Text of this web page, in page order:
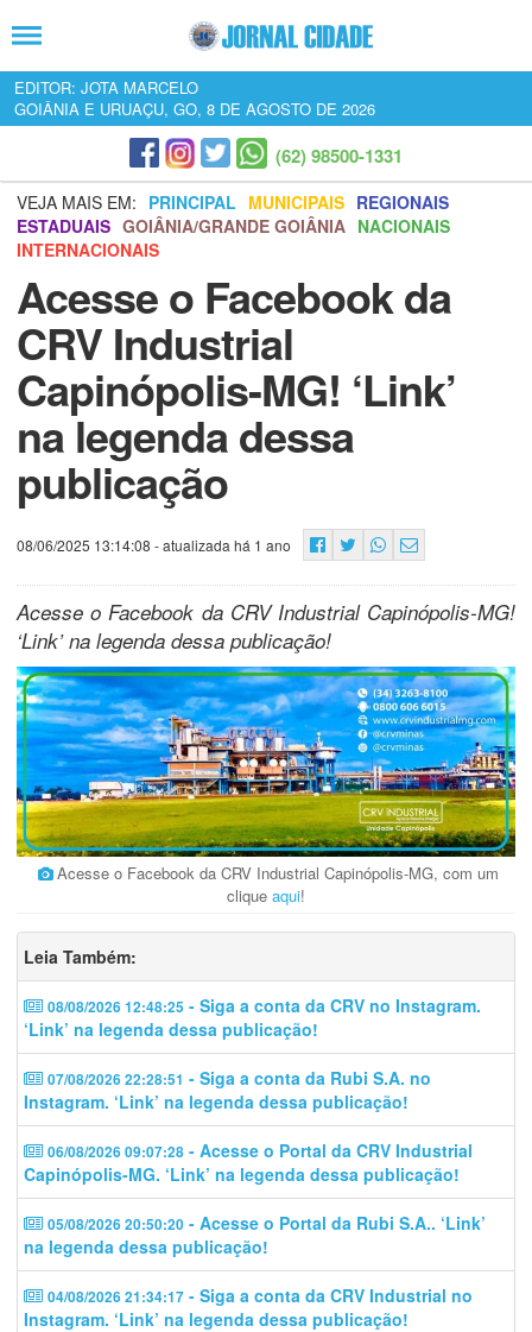
EDITOR: JOTA MARCELO
GOIÂNIA E URUAÇU, GO, 8 DE AGOSTO DE 2026
(62) 98500-1331
VEJA MAIS EM: PRINCIPAL MUNICIPAIS REGIONAIS
ESTADUAIS GOIÂNIA/GRANDE GOIÂNIA NACIONAIS
INTERNACIONAIS
Acesse o Facebook da
CRV Industrial
Capinópolis-MG! ‘Link’
na legenda dessa
publicação
08/06/2025 13:14:08 - atualizada há 1 ano
Acesse o Facebook da CRV Industrial Capinópolis-MG!
‘Link’ na legenda dessa publicação!
Acesse o Facebook da CRV Industrial Capinópolis-MG, com um
clique aqui!
Leia Também:
08/08/2026 12:48:25 - Siga a conta da CRV no Instagram.
‘Link’ na legenda dessa publicação!
07/08/2026 22:28:51 - Siga a conta da Rubi S.A. no
Instagram. ‘Link’ na legenda dessa publicação!
06/08/2026 09:07:28 - Acesse o Portal da CRV Industrial
Capinópolis-MG. ‘Link’ na legenda dessa publicação!
05/08/2026 20:50:20 - Acesse o Portal da Rubi S.A.. ‘Link’
na legenda dessa publicação!
04/08/2026 21:34:17 - Siga a conta da CRV Industrial no
Instagram. ‘Link’ na legenda dessa publicação!